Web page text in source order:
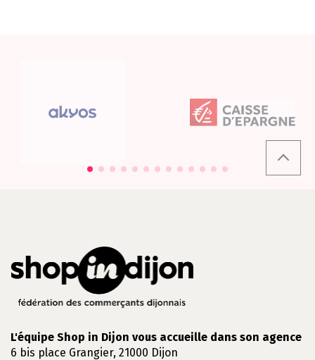
L'équipe Shop in Dijon vous accueille dans son agence
6 bis place Grangier, 21000 Dijon